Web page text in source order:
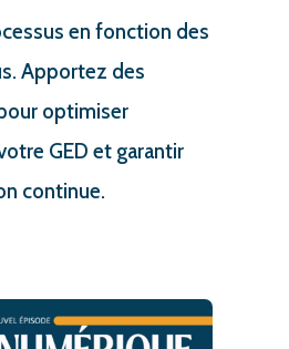
en fonction des
Apportez des
optimiser
GED et garantir
continue.